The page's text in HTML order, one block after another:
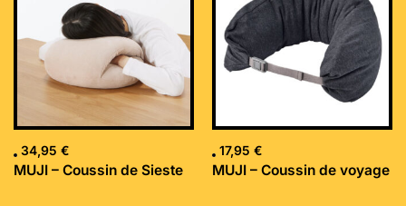
34,95 €
MUJI – Coussin de Sieste
17,95 €
MUJI – Coussin de voyage